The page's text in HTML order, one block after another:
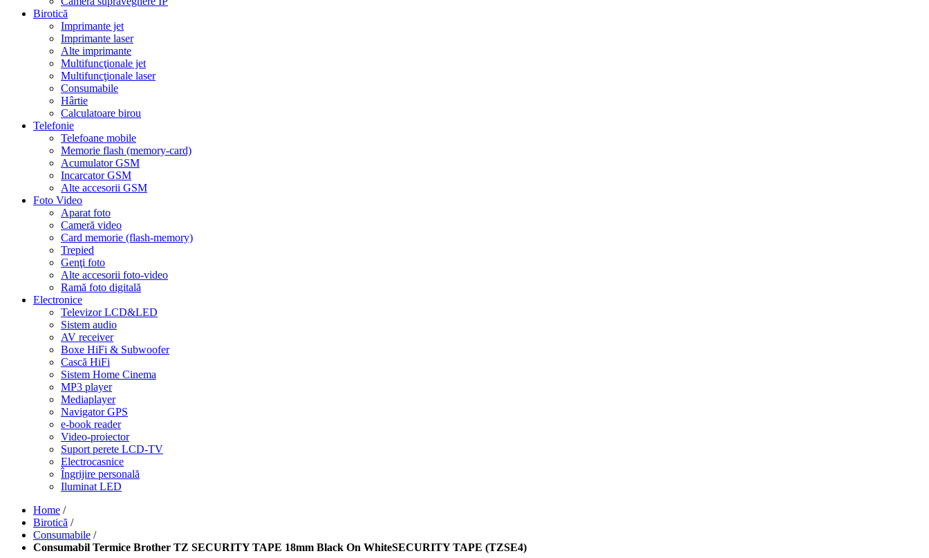
Birotică
Imprimante jet
Imprimante laser
Alte imprimante
Multifuncţionale jet
Multifuncţionale laser
Consumabile
Hârtie
Calculatoare birou
Telefonie
Telefoane mobile
Memorie flash (memory-card)
Acumulator GSM
Incarcator GSM
Alte accesorii GSM
Foto Video
Aparat foto
Cameră video
Card memorie (flash-memory)
Trepied
Genţi foto
Alte accesorii foto-video
Ramă foto digitală
Electronice
Televizor LCD&LED
Sistem audio
AV receiver
Boxe HiFi & Subwoofer
Cască HiFi
Sistem Home Cinema
MP3 player
Mediaplayer
Navigator GPS
e-book reader
Video-proiector
Suport perete LCD-TV
Electrocasnice
Îngrijire personală
Iluminat LED
Home /
Birotică /
Consumabile /
Consumabil Termice Brother TZ SECURITY TAPE 18mm Black On WhiteSECURITY TAPE (TZSE4)